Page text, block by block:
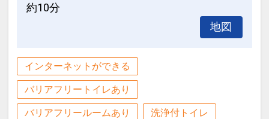
約10分
地図
インターネットができる
バリアフリートイレあり
バリアフリールームあり 洗浄付トイレ